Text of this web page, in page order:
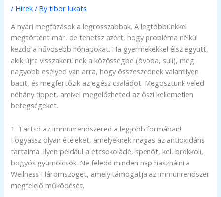
/ Hírek / Bytibor lukats
A nyári megfázások a legrosszabbak. A legtöbbünkkel
megtörtént már, de tehetsz azért, hogy probléma nélkül
kezdd a hűvösebb hónapokat. Ha gyermekekkel élsz együtt,
akik újra visszakerülnek a közösségbe (óvoda, suli), még
nagyobb esélyed van arra, hogy összeszednek valamilyen
bacit, és megfertőzik az egész családot. Megosztunk veled
néhány tippet, amivel megelőzheted az őszi kellemetlen
betegségeket.
1. Tartsd az immunrendszered a legjobb formában!
Fogyassz olyan ételeket, amelyeknek magas az antioxidáns
tartalma. Ilyen például a étcsokoládé, spenót, kel, brokkoli,
bogyós gyümölcsök. Ne feledd minden nap használni a
Wellness Háromszöget, amely támogatja az immunrendszer
megfelelő működését.